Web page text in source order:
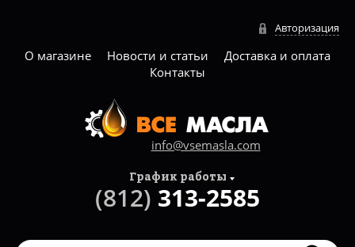
Авторизация
О магазине Новости и статьи
Доставка и оплата
Контакты
info@vsemasla.com
График работы
(812) 313-2585